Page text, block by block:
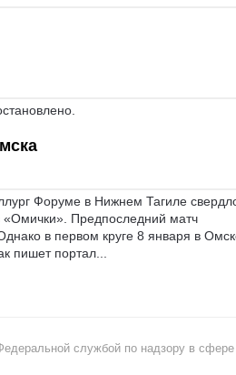
Форуме в Нижнем Тагиле
«Омички». Предпоследний матч
в первом круге 8 января в
пишет портал...
службой по надзору в сфере